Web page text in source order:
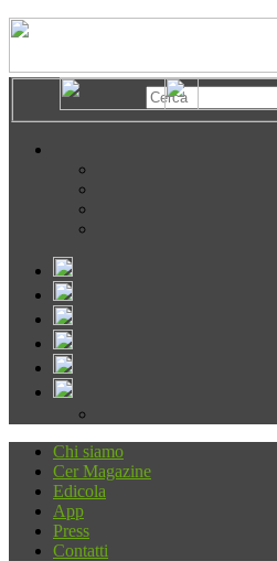
Chi siamo
Cer Magazine
Edicola
App
Press
Contatti